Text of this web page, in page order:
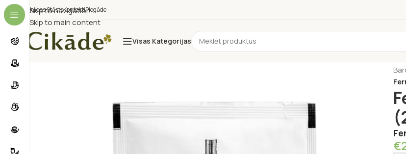
Skip to navigation
Skip to main content
Cikādes StāstsKontaktiPiegāde
Visas Kategorijas
€